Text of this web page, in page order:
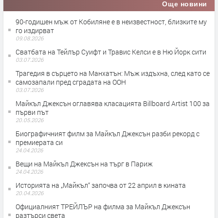
Още новини
90-годишен мъж от Кобиляне е в неизвестност, близките му
го издирват
09.08.2026
Сватбата на Тейлър Суифт и Травис Келси е в Ню Йорк сити
03.07.2026
Трагедия в сърцето на Манхатън: Мъж издъхна, след като се
самозапали пред сградата на ООН
03.07.2026
Майкъл Джексън оглавява класацията Billboard Artist 100 за
първи път
20.05.2026
Биографичният филм за Майкъл Джексън разби рекорд с
премиерата си
24.04.2026
Вещи на Майкъл Джексън на търг в Париж
24.04.2026
Историята на „Майкъл“ започва от 22 април в кината
20.04.2026
Официалният ТРЕЙЛЪР на филма за Майкъл Джексън
разтърси света